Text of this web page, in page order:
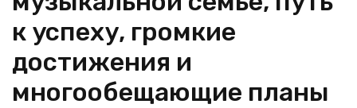
к успеху, громкие
достижения и
многообещающие планы